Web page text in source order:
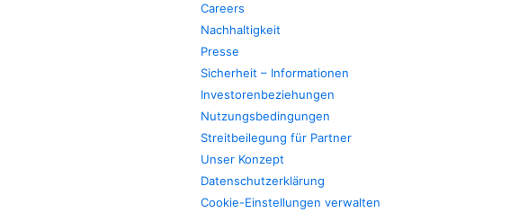
Careers
Nachhaltigkeit
Presse
Sicherheit – Informationen
Investorenbeziehungen
Nutzungsbedingungen
Streitbeilegung für Partner
Unser Konzept
Datenschutzerklärung
Cookie-Einstellungen verwalten